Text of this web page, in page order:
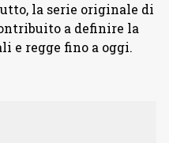
la serie originale di
a definire la
e regge fino a oggi.